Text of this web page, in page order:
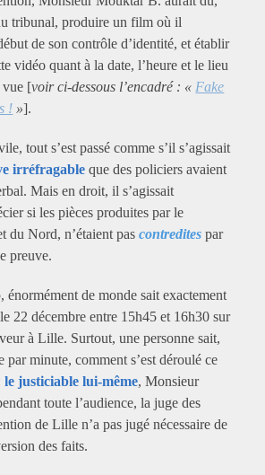
tribunal, produire un film où il
de son contrôle d’identité, et établir
vidéo quant à la date, l’heure et le lieu
vue [voir ci-dessous l’encadré : « Fake
! »].
tout s’est passé comme s’il s’agissait
irréfragable que des policiers avaient
Mais en droit, il s’agissait
si les pièces produites par le
du Nord, n’étaient pascontredites par
preuve.
énormément de monde sait exactement
le 22 décembre entre 15h45 et 16h30 sur
à Lille. Surtout, une personne sait,
par minute, comment s’est déroulé ce
le justiciable lui-même, Monsieur
toute l’audience, la juge des
de Lille n’a pas jugé nécessaire de
des faits.